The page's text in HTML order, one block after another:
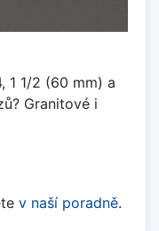
1 1/2 (60 mm) a
Granitové i
v naší poradně.